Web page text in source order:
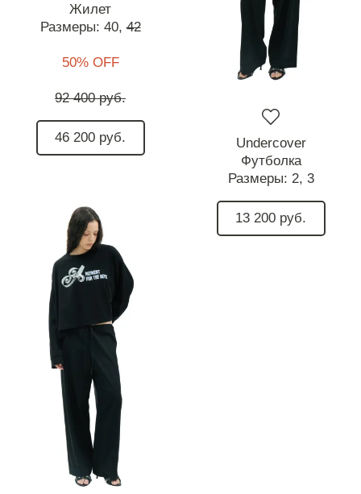
Жилет
Размеры: 40, 42
50% OFF
92 400 руб.
46 200 руб.
Undercover
Футболка
Размеры: 2, 3
13 200 руб.